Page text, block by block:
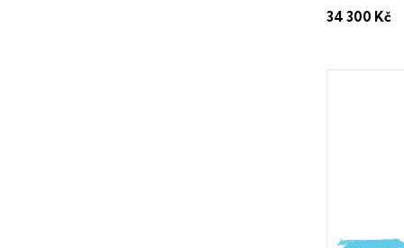
34 300 Kč